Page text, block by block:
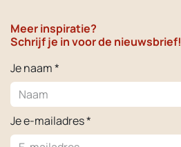
Meer inspiratie?
Schrijf je in voor de nieuwsbrief!
Je naam *
Je e-mailadres *